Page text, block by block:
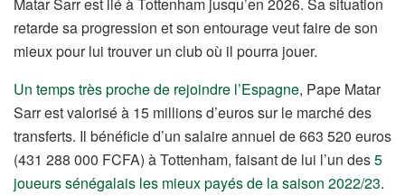
Matar Sarr est lié à Tottenham jusqu’en 2026. Sa situation
retarde sa progression et son entourage veut faire de son
mieux pour lui trouver un club où il pourra jouer.
Un temps très proche de rejoindre l’Espagne, Pape Matar
Sarr est valorisé à 15 millions d’euros sur le marché des
transferts. Il bénéficie d’un salaire annuel de 663 520 euros
(431 288 000 FCFA) à Tottenham, faisant de lui l’un des5
joueurs sénégalais les mieux payés de la saison 2022/23.